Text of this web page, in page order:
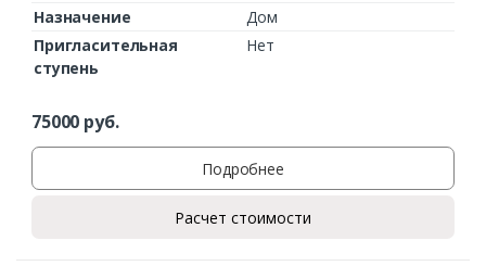
Назначение
Дом
Пригласительная
ступень
Нет
75000 руб.
Подробнее
Расчет стоимости